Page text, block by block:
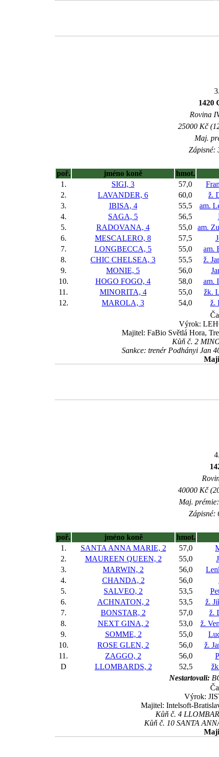
1420
Rovina
25000 Kč
Maj.
Zápisné:
poř. jméno koně
hmot.
1.
SIGI, 3 57,0
2.
LAVANDER, 6 60,0
ž.
3.
IBISA, 4 55,5
am.
4.
SAGA, 5 56,5
5.
RADOVANA, 4 55,0
am.
6.
MESCALERO, 8 57,5
7.
LONGBECCA, 5 55,0
am.
8.
CHIC CHELSEA, 3 55,5
ž.
9.
MONIE, 5 56,0
10.
HOGO FOGO, 4 58,0
am.
11.
MINORITA, 4 55,0
žk.
12.
MAROLA, 3 54,0
ž.
Výrok:
Majitel: FaBio Světlá Hora,
Kůň č. 2
Sankce: trenér Podhányi Jan
40000 Kč
Maj.
Zápisné:
poř. jméno koně
hmot.
1.
SANTA ANNA MARIE, 2 57,0
2.
MAUREEN QUEEN, 2 55,0
3.
MARWIN, 2 56,0
4.
CHANDA, 2 56,0
5.
SALVEO, 2 53,5
6.
ACHNATON, 2 53,5
ž.
7.
BONSTAR, 2 57,0
ž.
8.
NEXT GINA, 2 53,0
ž.
9.
SOMME, 2 55,0
10.
ROSE GLEN, 2 56,0
ž.
11.
ZAGGO, 2 56,0
D
LLOMBARDS, 2 52,5
Nestartovali:
Výrok:
Majitel: Intelsoft-
Kůň č. 4
Kůň č. 10 SANTA